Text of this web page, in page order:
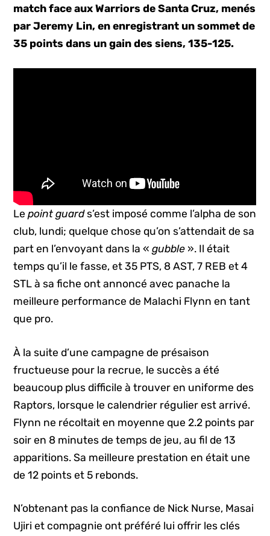
match face aux Warriors de Santa Cruz, menés
par Jeremy Lin, en enregistrant un sommet de
35 points dans un gain des siens, 135-125.
Lepoint guards’est imposé comme l’alpha de son
club, lundi; quelque chose qu’on s’attendait de sa
part en l’envoyant dans la «gubble ». Il était
temps qu’il le fasse, et 35 PTS, 8 AST, 7 REB et 4
STL à sa fiche ont annoncé avec panache la
meilleure performance de Malachi Flynn en tant
que pro.
À la suite d’une campagne de présaison
fructueuse pour la recrue, le succès a été
beaucoup plus difficile à trouver en uniforme des
Raptors, lorsque le calendrier régulier est arrivé.
Flynn ne récoltait en moyenne que 2.2 points par
soir en 8 minutes de temps de jeu, au fil de 13
apparitions. Sa meilleure prestation en était une
de 12 points et 5 rebonds.
N’obtenant pas la confiance de Nick Nurse, Masai
Ujiri et compagnie ont préféré lui offrir les clés